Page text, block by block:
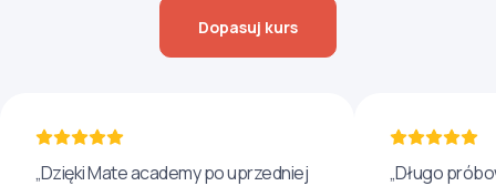
Dopasuj kurs
„Dzięki Mate academy po uprzedniej
„Długo